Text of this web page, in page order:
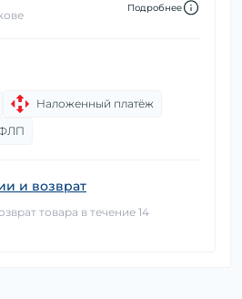
Подробнее
Наложенный платёж
ФЛП
и возврат
товара в течение 14